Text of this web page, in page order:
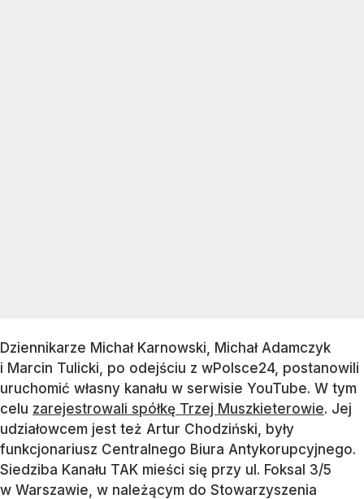
Dziennikarze Michał Karnowski, Michał Adamczyk
i Marcin Tulicki, po odejściu z wPolsce24, postanowili
uruchomić własny kanału w serwisie YouTube. W tym
celu zarejestrowali spółkę Trzej Muszkieterowie. Jej
udziałowcem jest też Artur Chodziński, były
funkcjonariusz Centralnego Biura Antykorupcyjnego.
Siedziba Kanału TAK mieści się przy ul. Foksal 3/5
w Warszawie, w należącym do Stowarzyszenia